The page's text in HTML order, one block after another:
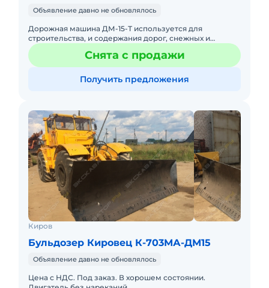
Объявление давно не обновлялось
Дорожная машина ДМ-15-Т используется для
строительства, и содержания дорог, снежных и
снежно-ледяных автомобильных дорог. Имеет 16
скоростей переднего и 8 скоро
Снята с продажи
Получить предложения
Киров
Бульдозер Кировец К-703МА-ДМ15
Объявление давно не обновлялось
Цена с НДС. Под заказ. В хорошем состоянии.